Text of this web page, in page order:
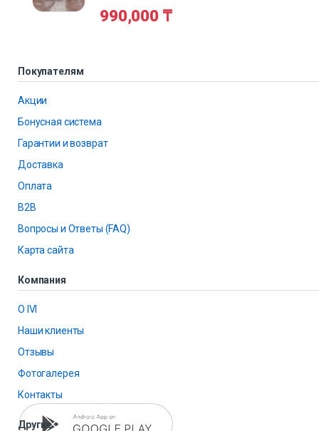
990,000 ₸
Покупателям
Акции
Бонусная система
Гарантии и возврат
Доставка
Оплата
B2B
Вопросы и Ответы (FAQ)
Карта сайта
Компания
О IVI
Наши клиенты
Отзывы
Фотогалерея
Контакты
Другие